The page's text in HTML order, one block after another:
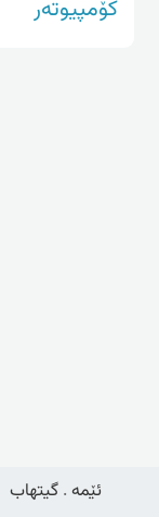
کۆمپیوتەر
ئێمە . گیتهاب